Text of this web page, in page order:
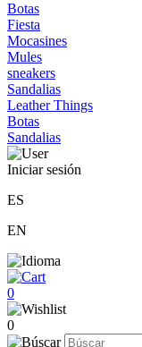
Botas
Fiesta
Mocasines
Mules
sneakers
Sandalias
Leather Things
Botas
Sandalias
Iniciar sesión
ES
EN
0
0